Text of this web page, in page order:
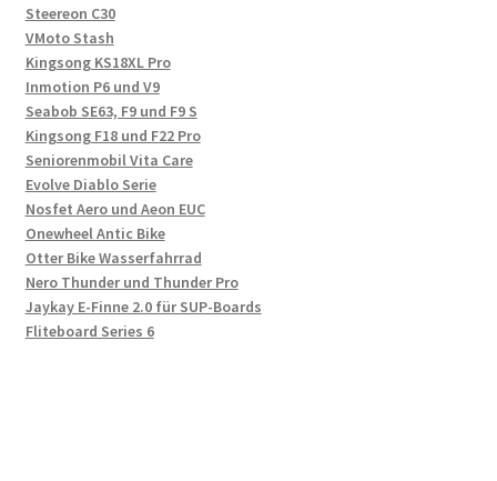
Steereon C30
VMoto Stash
Kingsong KS18XL Pro
Inmotion P6 und V9
Seabob SE63, F9 und F9 S
Kingsong F18 und F22 Pro
Seniorenmobil Vita Care
Evolve Diablo Serie
Nosfet Aero und Aeon EUC
Onewheel Antic Bike
Otter Bike Wasserfahrrad
Nero Thunder und Thunder Pro
Jaykay E-Finne 2.0 für SUP-Boards
Fliteboard Series 6